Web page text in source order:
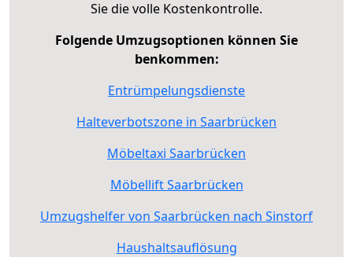
Sie die volle Kostenkontrolle.
Folgende Umzugsoptionen können Sie
benkommen:
Entrümpelungsdienste
Halteverbotszone in Saarbrücken
Möbeltaxi Saarbrücken
Möbellift Saarbrücken
Umzugshelfer von Saarbrücken nach Sinstorf
Haushaltsauflösung